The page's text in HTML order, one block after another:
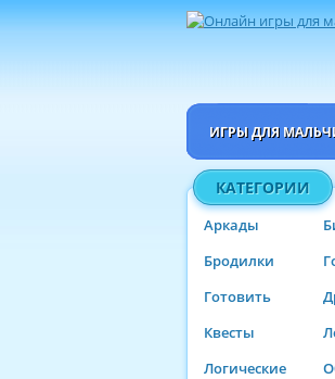
ИГРЫ ДЛЯ
КАТЕГОРИИ
Аркады
Бродилки
Готовить
Квесты
Логические